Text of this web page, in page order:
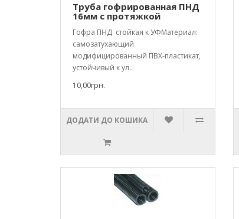
Труба гофрированная ПНД
16мм с протяжкой
Гофра ПНД стойкая к УФМатериал:
самозатухающий
модифицированный ПВХ-пластикат,
устойчивый к ул..
10,00грн.
ДОДАТИ ДО КОШИКА